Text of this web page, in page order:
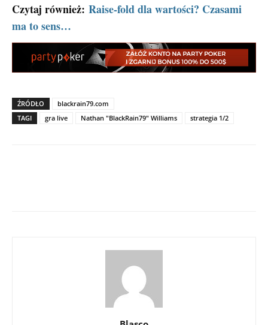
Czytaj również: Raise-fold dla wartości? Czasami
ma to sens…
ŹRÓDŁO
blackrain79.com
TAGI
gra live Nathan "BlackRain79" Williams strategia 1/2